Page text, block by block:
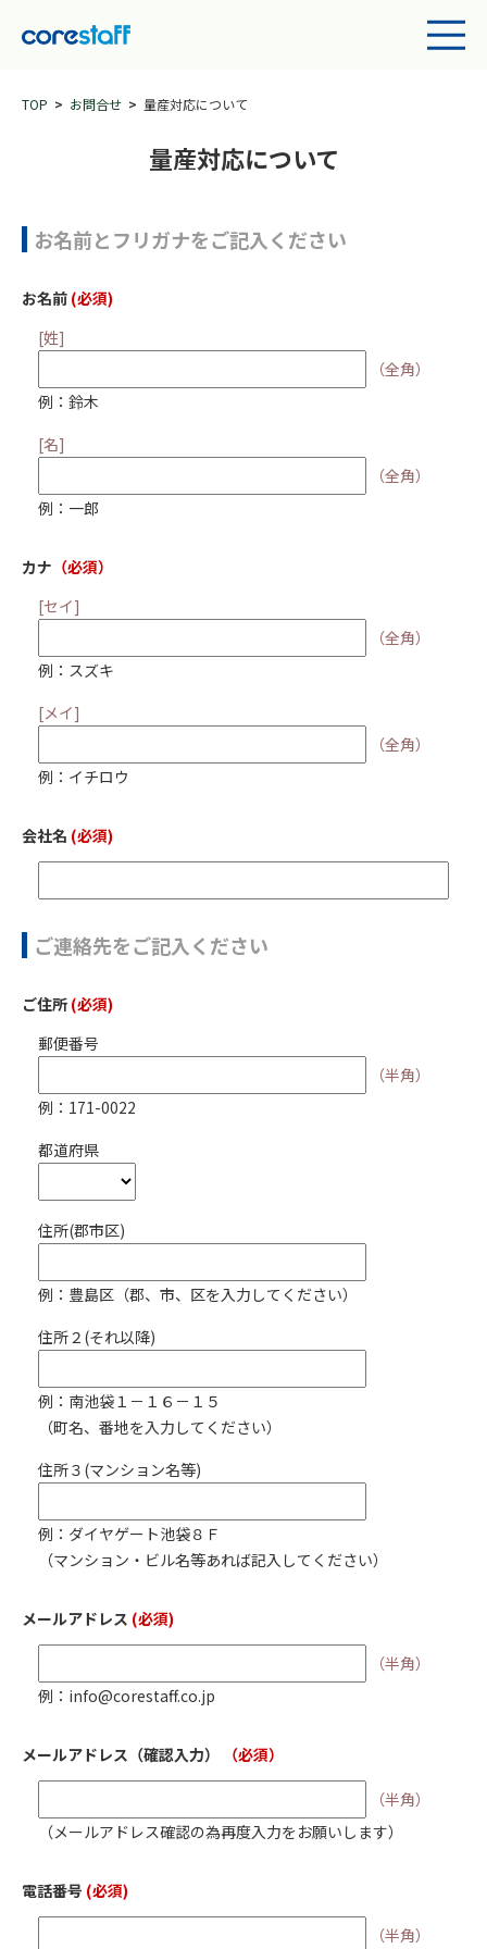
TOP お問合せ 量産対応について
量産対応について
お名前とフリガナをご記入ください
お名前 (必須)
[姓]
（全角）
例：鈴木
[名]
（全角）
例：一郎
カナ （必須）
[セイ]
（全角）
例：スズキ
[メイ]
（全角）
例：イチロウ
会社名 (必須)
ご連絡先をご記入ください
ご住所 (必須)
郵便番号
（半角）
例：171-0022
都道府県
住所(郡市区)
例：豊島区（郡、市、区を入力してください）
住所２(それ以降)
例：南池袋１－１６－１５
（町名、番地を入力してください）
住所３(マンション名等)
例：ダイヤゲート池袋８Ｆ
（マンション・ビル名等あれば記入してください）
メールアドレス (必須)
（半角）
例：info@corestaff.co.jp
メールアドレス （確認入力） （必須）
（半角）
（メールアドレス確認の為再度入力をお願いします）
電話番号 (必須)
（半角）